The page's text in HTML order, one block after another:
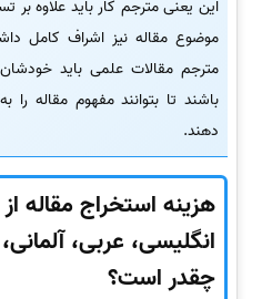
این یعنی مترجم کار باید علاوه بر
موضوع مقاله نیز اشراف کامل
مترجم مقالات علمی باید
باشند تا بتوانند مفهوم مقاله را
دهند.
هزینه استخراج مقاله از
انگلیسی، عربی،
چقدر است؟